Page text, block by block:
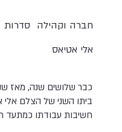
סדרות חברה וקהילה
אלי אטיאס
כבר שלושים שנה, מאז
ביתו השני של הצלם
חשיבות עבודתו כמתעד